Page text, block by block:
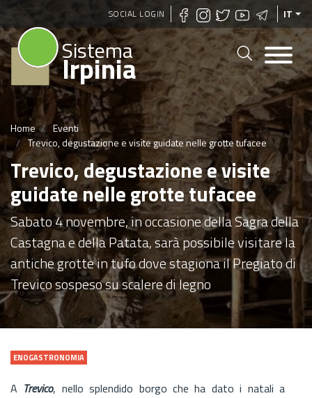
Salta
al
contenuto
principale
SOCIAL LOGIN IT
Sistema
Irpinia
Home
Eventi
Trevico, degustazione e visite guidate nelle grotte tufacee
Trevico, degustazione e visite
guidate nelle grotte tufacee
Sabato 4 novembre, in occasione della Sagra della
Castagna e della Patata, sarà possibile visitare la
antiche grotte in tufo dove stagiona il Pregiato di
Trevico sospeso su scalere di legno
ENOGASTRONOMIA
A Trevico, nello splendido borgo che ha dato i natali a